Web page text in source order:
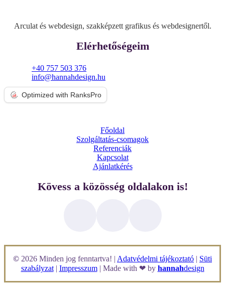
Arculat és webdesign, szakképzett grafikus és webdesignertől.
Elérhetőségeim
+40 757 503 376
info@hannahdesign.hu
Optimized with RanksPro
Főoldal
Szolgáltatás-csomagok
Referenciák
Kapcsolat
Ajánlatkérés
Kövess a közösség oldalakon is!
© 2026 Minden jog fenntartva! | Adatvédelmi tájékoztató | Süti
szabályzat| Impresszum| Made with ❤ by hannahdesign